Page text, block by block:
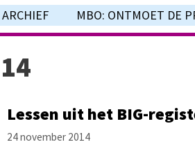
ARCHIEF MBO: ONTMOET DE
Lessen uit het BIG-
24 november 2014